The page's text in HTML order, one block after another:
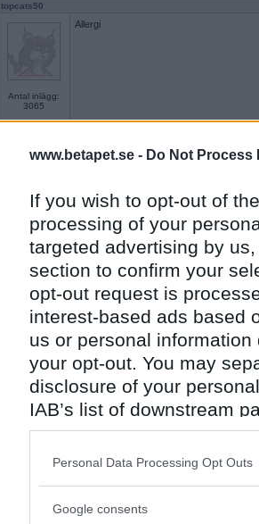
www.betapet.se - Do Not Process
If you wish to opt-out of
processing of your
targeted advertising by
section to confirm your
opt-out request is
interest-based ads based
us or personal
your opt-out. You may
disclosure of your
IAB’s list of downstream
also be disclosed by us
Downstream Participants
Please note that this
Personal Data Processing Opt Outs
Google consents
topcats50
Antal inlägg:
3065
Allergi
Antal inlägg:
9654
Liktorn
Antal inlägg:
2466
Ignorans
Miominmio11 - Ej medlem längre